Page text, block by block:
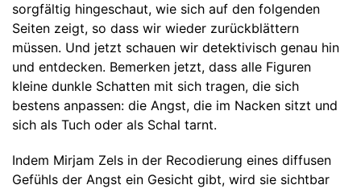
sorgfältig hingeschaut, wie sich auf den folgenden
Seiten zeigt, so dass wir wieder zurückblättern
müssen. Und jetzt schauen wir detektivisch genau hin
und entdecken. Bemerken jetzt, dass alle Figuren
kleine dunkle Schatten mit sich tragen, die sich
bestens anpassen: die Angst, die im Nacken sitzt und
sich als Tuch oder als Schal tarnt.
Indem Mirjam Zels in der Recodierung eines diffusen
Gefühls der Angst ein Gesicht gibt, wird sie sichtbar